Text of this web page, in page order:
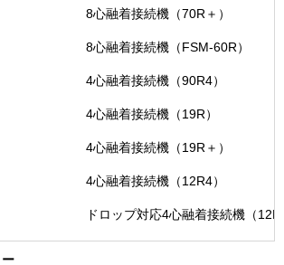
8心融着接続機（70R＋）
8心融着接続機（FSM-60R）
4心融着接続機（90R4）
4心融着接続機（19R）
4心融着接続機（19R＋）
4心融着接続機（12R4）
ドロップ対応4心融着接続機（12R